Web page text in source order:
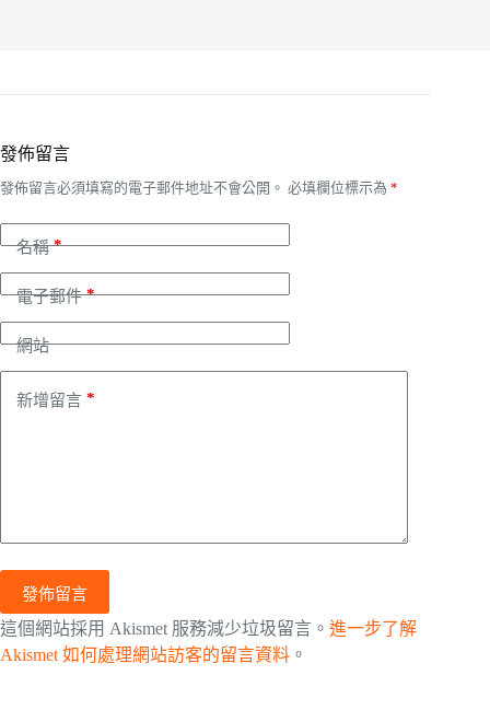
發佈留言
發佈留言必須填寫的電子郵件地址不會公開。 必填欄位標示為 *
名稱*
電子郵件*
網站
新增留言 *
發佈留言
這個網站採用 Akismet 服務減少垃圾留言。 進一步了解
Akismet 如何處理網站訪客的留言資料 。